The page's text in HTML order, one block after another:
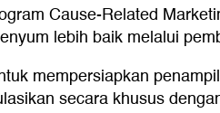
Cause-Related
lebih baik melalui
mempersiapkan
secara khusus